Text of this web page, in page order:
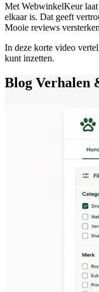
Met WebwinkelKeur
elkaar is. Dat geeft
Mooie reviews
In deze korte video
kunt inzetten.
Blog Verhalen